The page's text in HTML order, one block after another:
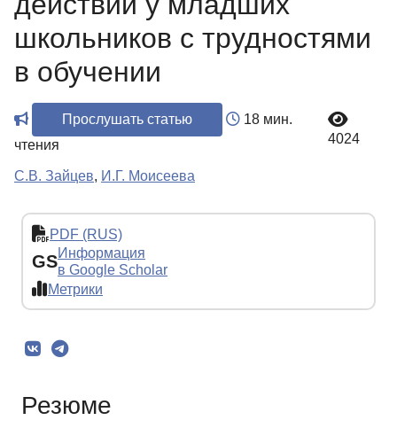
школьников с трудностями
в обучении
Прослушать статью
18 мин.
чтения
4024
С.В. Зайцев, И.Г. Моисеева
PDF (RUS)
GSИнформация
в Google Scholar
Метрики
Резюме